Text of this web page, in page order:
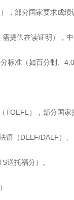
，部分国家要求成绩
提供在读证明），中
标准（如百分制、4.0
TOEFL），部分国家
语（DELF/DALF）
送托福分）。